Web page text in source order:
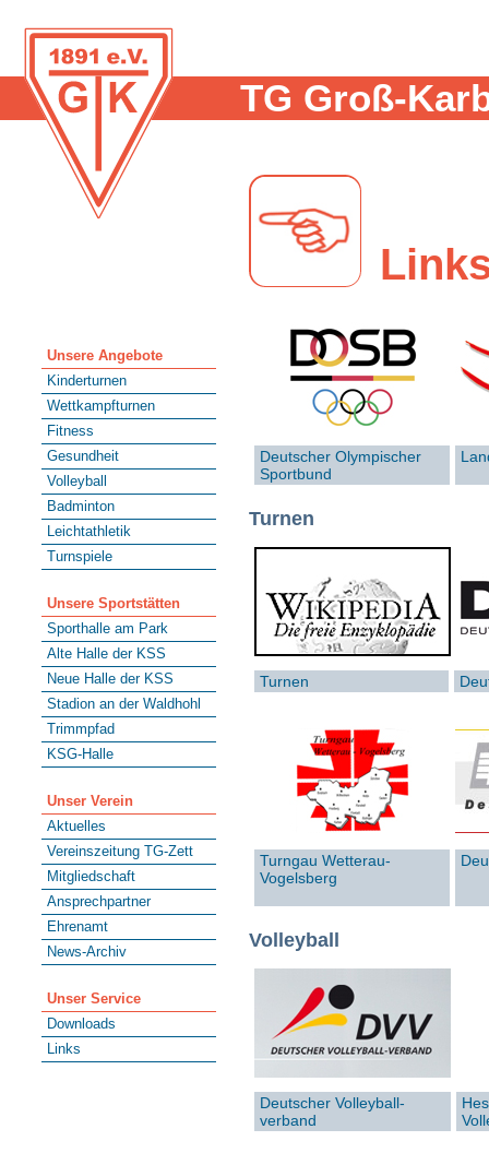
TG Groß-
Unsere Angebote
Kinderturnen
Wettkampfturnen
Fitness
Gesundheit
Volleyball
Badminton
Leichtathletik
Turnspiele
Unsere Sportstätten
Sporthalle am Park
Alte Halle der KSS
Neue Halle der KSS
Stadion an der Waldhohl
Trimmpfad
KSG-Halle
Unser Verein
Aktuelles
Vereinszeitung TG-Zett
Mitgliedschaft
Ansprechpartner
Ehrenamt
News-Archiv
Unser Service
Downloads
Links
Deutscher Olympischer
Sportbund
Turnen
Turnen
Turngau Wetterau-
Vogelsberg
Volleyball
Deutscher Volleyball-
verband